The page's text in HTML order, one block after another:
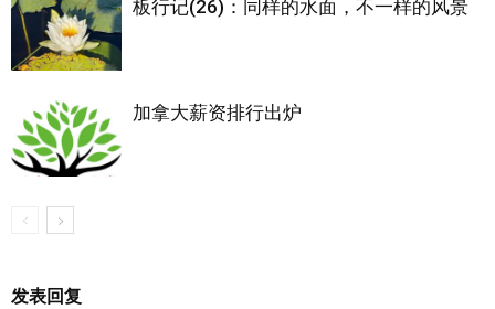
板行记(26)：同样的水面，不一样的风景
加拿大薪资排行出炉
发表回复